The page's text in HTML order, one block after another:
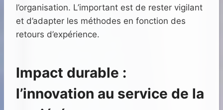
l’organisation. L’important est de rester vigilant
et d’adapter les méthodes en fonction des
retours d’expérience.
Impact durable :
l’innovation au service de la